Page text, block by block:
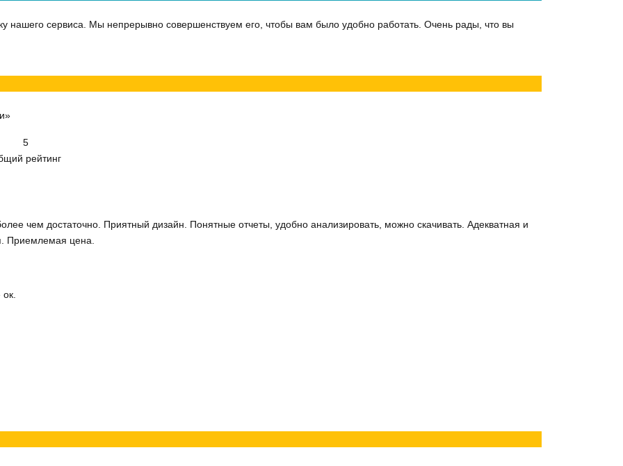
нашего сервиса. Мы непрерывно совершенствуем его, чтобы вам было удобно работать. Очень рады, что вы
5
рейтинг
чем достаточно. Приятный дизайн. Понятные отчеты, удобно анализировать, можно скачивать. Адекватная и
Приемлемая цена.